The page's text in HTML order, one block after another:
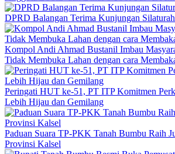
DPRD Balangan Terima Kunjungan
Kompol Andi Ahmad Bustanil Imbau
Tidak Membuka Lahan dengan cara
Peringati HUT ke-51, PT ITP Komitmen
Lebih Hijau dan Gemilang
Paduan Suara TP-PKK Tanah Bumbu Raih
Provinsi Kalsel